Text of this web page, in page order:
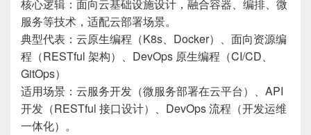
核心逻辑：面向云基础设施设计，融合容器、编排、微
服务等技术，适配云部署场景。
典型代表：云原生编程（K8s、Docker）、面向资源编
程（RESTful 架构）、DevOps 原生编程（CI/CD、
GitOps）
适用场景：云服务开发（微服务部署在云平台）、API
开发（RESTful 接口设计）、DevOps 流程（开发运维
一体化）。